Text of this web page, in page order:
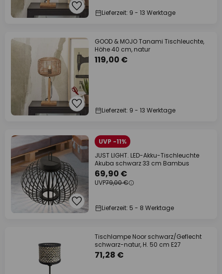
Lieferzeit: 9 - 13 Werktage
GOOD & MOJO Tanami Tischleuchte,
Höhe 40 cm, natur
119,00 €
Lieferzeit: 9 - 13 Werktage
UVP -11%
JUST LIGHT. LED-Akku-Tischleuchte
Akuba schwarz 33 cm Bambus
69,90 €
UVP79,00 €
Lieferzeit: 5 - 8 Werktage
Tischlampe Noor schwarz/Geflecht
schwarz-natur, H. 50 cm E27
71,28 €